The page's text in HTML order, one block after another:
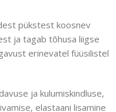
pükstest koosnev
ja tagab tõhusa liigse
erinevatel füüsilistel
ja kulumiskindluse,
elastaani lisamine